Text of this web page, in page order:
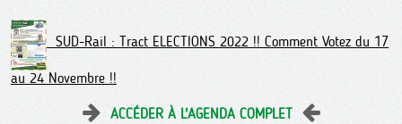
SUD-Rail : Tract ELECTIONS 2022 !! Comment Votez du 17
au 24 Novembre !!
ACCÉDER À L'AGENDA COMPLET